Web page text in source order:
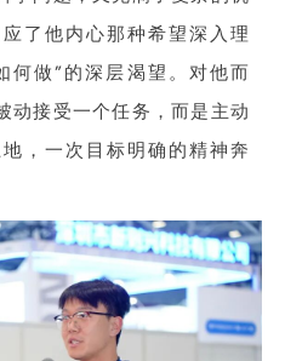
了他内心那种希望深入理
何做”的深层渴望。对他而
动接受一个任务，而是主动
，一次目标明确的精神奔